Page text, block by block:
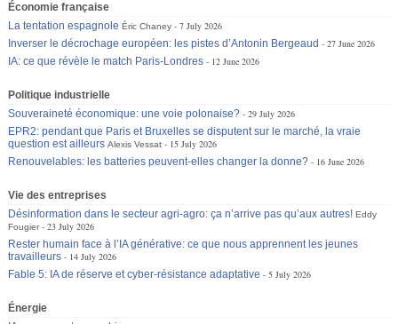
Économie française
La tentation espagnole Éric Chaney
7 July 2026
Inverser le décrochage européen: les pistes d’Antonin Bergeaud
27 June 2026
IA: ce que révèle le match Paris-Londres
12 June 2026
Politique industrielle
Souveraineté économique: une voie polonaise?
29 July 2026
EPR2: pendant que Paris et Bruxelles se disputent sur le marché, la vraie
question est ailleurs Alexis Vessat
15 July 2026
Renouvelables: les batteries peuvent-elles changer la donne?
16 June 2026
Vie des entreprises
Désinformation dans le secteur agri-agro: ça n’arrive pas qu’aux autres! Eddy
Fougier
23 July 2026
Rester humain face à l’IA générative: ce que nous apprennent les jeunes
travailleurs
14 July 2026
Fable 5: IA de réserve et cyber-résistance adaptative
5 July 2026
Énergie